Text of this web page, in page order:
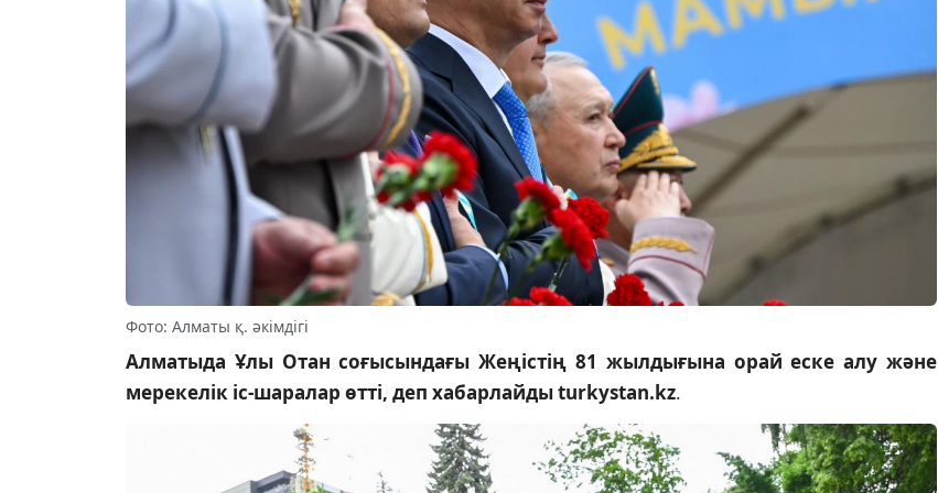
Фото: Алматы қ. әкімдігі
Алматыда Ұлы Отан соғысындағы Жеңістің 81 жылдығына орай еске алу және
мерекелік іс-шаралар өтті, деп хабарлайды turkystan.kz.